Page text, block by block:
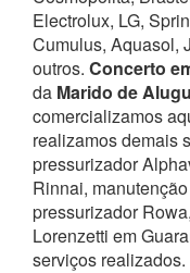
Electrolux, LG,
Cumulus, Aquasol,
outros. Concerto
da Marido de
comercializamos
realizamos demais
pressurizador
Rinnai,
pressurizador
Lorenzetti em
serviços realizados.